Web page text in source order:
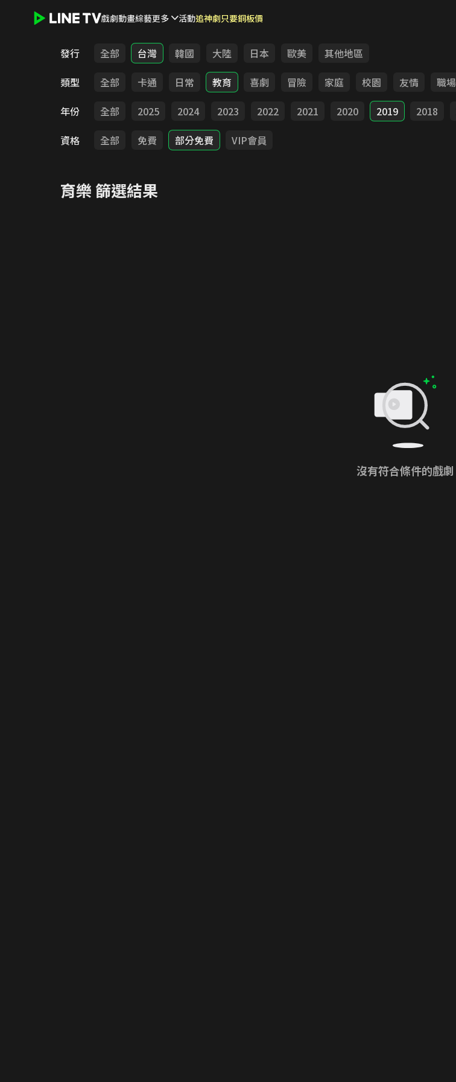
戲劇動畫綜藝更多 活動追神劇只要銅板價
發行 全部 台灣 韓國 大陸 日本 歐美
其他地區
類型
全部 卡通 日常 教育 喜劇 冒險 家庭 校園 友情
職場
年份
全部 2025 2024 2023 2022 2021 2020 2019 2018
資格
全部 免費 部分免費 VIP會員
育樂 篩選結果
沒有符合條件的戲劇